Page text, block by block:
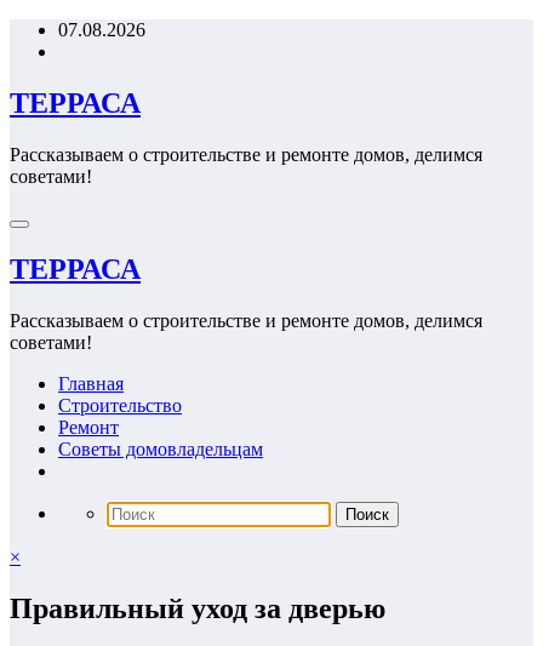
Перейти07.08.2026
ТЕРРАСА
Рассказываем о строительстве и ремонте домов, делимся
советами!
ТЕРРАСА
Рассказываем о строительстве и ремонте домов, делимся
советами!
Главная
Строительство
Ремонт
Советы домовладельцам
×
Правильный уход за дверью